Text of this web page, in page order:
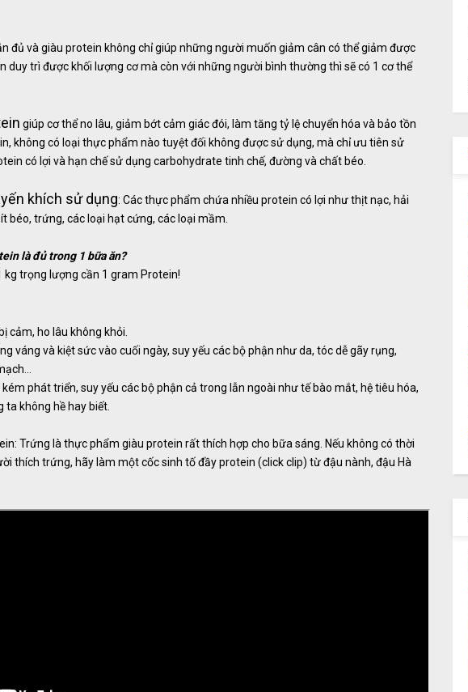
đủ và giàu protein không chỉ giúp những người muốn giảm cân có thể giảm được
duy trì được khối lượng cơ mà còn với những người bình thường thì sẽ có 1 cơ thể
giúp cơ thể no lâu, giảm bớt cảm giác đói, làm tăng tỷ lệ chuyển hóa và bảo tồn
không có loại thực phẩm nào tuyệt đối không được sử dụng, mà chỉ ưu tiên sử
có lợi và hạn chế sử dụng carbohydrate tinh chế, đường và chất béo.
khích sử dụng: Các thực phẩm chứa nhiều protein có lợi như thịt nạc, hải
béo, trứng, các loại hạt cứng, các loại mầm.
là đủ trong 1 bữa ăn?
kg trọng lượng cần 1 gram Protein!
cảm, ho lâu không khỏi.
váng và kiệt sức vào cuối ngày, suy yếu các bộ phận như da, tóc dễ gãy rụng,
phát triển, suy yếu các bộ phận cả trong lẫn ngoài như tế bào mắt, hệ tiêu hóa,
không hề hay biết.
Trứng là thực phẩm giàu protein rất thích hợp cho bữa sáng. Nếu không có thời
thích trứng, hãy làm một cốc sinh tố đầy protein (click clip) từ đậu nành, đậu Hà